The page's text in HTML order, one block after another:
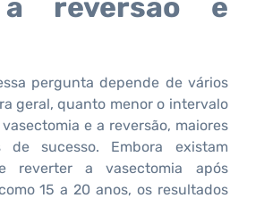
reversão é
pergunta depende de vários
geral, quanto menor o intervalo
e a reversão, maiores
de sucesso. Embora existam
reverter a vasectomia após
15 a 20 anos, os resultados